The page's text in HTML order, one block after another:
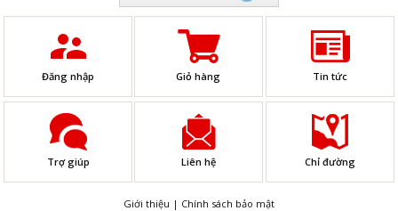
Đăng nhập Giỏ hàng Tin tức
Trợ giúp Liên hệ Chỉ đường
Giới thiệu | Chính sách bảo mật